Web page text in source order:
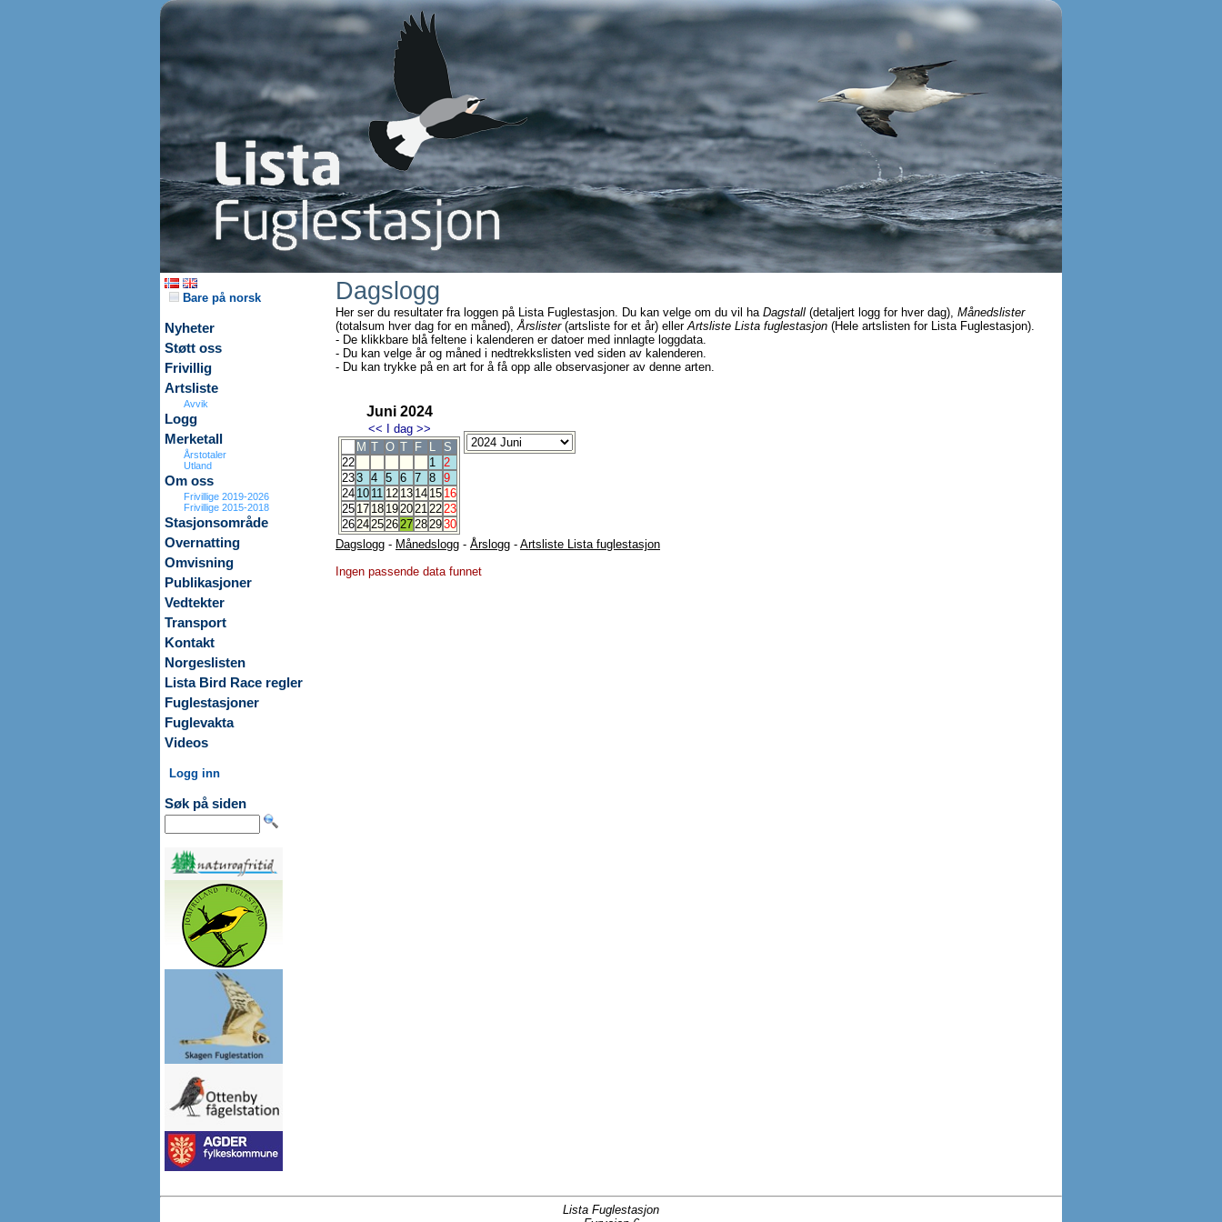
Bare på norsk
Nyheter
Støtt oss
Frivillig
Artsliste
Avvik
Logg
Merketall
Årstotaler
Utland
Om oss
Frivillige 2019-2026
Frivillige 2015-2018
Stasjonsområde
Overnatting
Omvisning
Publikasjoner
Vedtekter
Transport
Kontakt
Norgeslisten
Lista Bird Race regler
Fuglestasjoner
Fuglevakta
Videos
Logg inn
Søk på siden
Dagslogg
Her ser du resultater fra loggen på Lista Fuglestasjon. Du kan velge om du vil ha Dagstall (detaljert logg for hver dag), Månedslister
(totalsum hver dag for en måned),Årslister(artsliste for et år) ellerArtsliste Lista fuglestasjon (Hele artslisten for Lista Fuglestasjon).
- De klikkbare blå feltene i kalenderen er datoer med innlagte loggdata.
- Du kan velge år og måned i nedtrekkslisten ved siden av kalenderen.
- Du kan trykke på en art for å få opp alle observasjoner av denne arten.
Juni 2024
<< I dag >>
M T O T F L
S
22
1 2
233 4 5 6 7 8 9
24 10 11 12 13 14 15 16
25 17 18 1920212223
2624252627282930
Dagslogg - Månedslogg - Årslogg - Artsliste Lista fuglestasjon
Ingen passende data funnet
Lista Fuglestasjon